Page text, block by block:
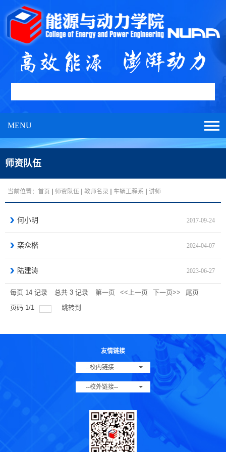
MENU
师资队伍
当前位置： 首页 师资队伍 教师名录 车辆工程系 讲师
何小明 2017-09-24
栾众楷 2024-04-07
陆建涛 2023-06-27
每页 14 记录 总共 3 记录 第一页 <<上一页 下一页>>
尾页
页码 1/1 跳转到
友情链接
--校内链接--
--校外链接--